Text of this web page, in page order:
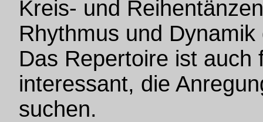
Kreis- und
Rhythmus und
Das Repertoire ist auch
interessant, die
suchen.